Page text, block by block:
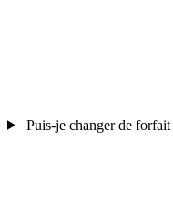
Puis-je changer de forfait